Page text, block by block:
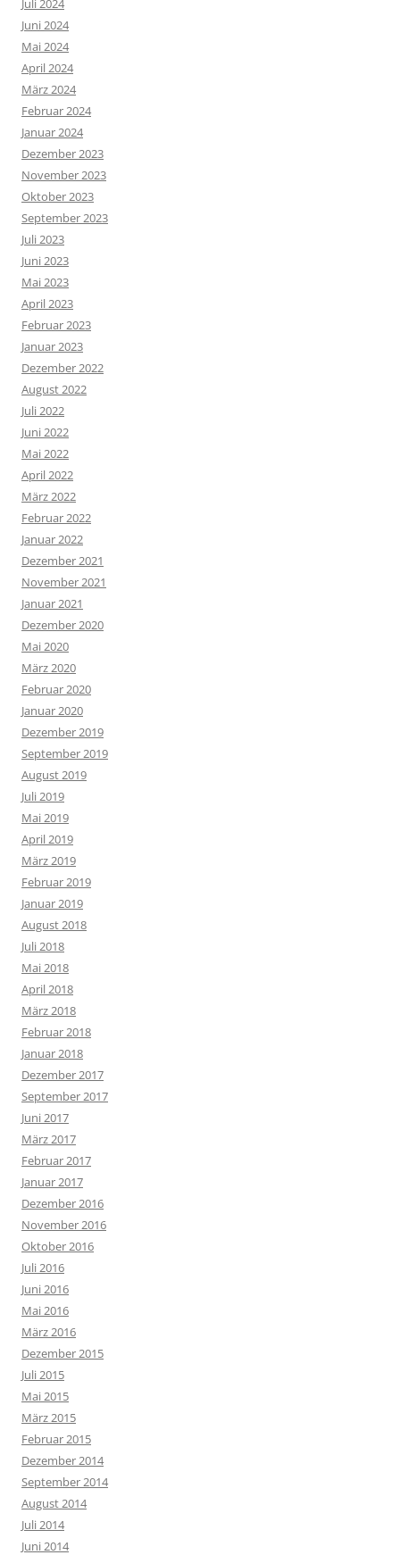
Juli 2024
Juni 2024
Mai 2024
April 2024
März 2024
Februar 2024
Januar 2024
Dezember 2023
November 2023
Oktober 2023
September 2023
Juli 2023
Juni 2023
Mai 2023
April 2023
Februar 2023
Januar 2023
Dezember 2022
August 2022
Juli 2022
Juni 2022
Mai 2022
April 2022
März 2022
Februar 2022
Januar 2022
Dezember 2021
November 2021
Januar 2021
Dezember 2020
Mai 2020
März 2020
Februar 2020
Januar 2020
Dezember 2019
September 2019
August 2019
Juli 2019
Mai 2019
April 2019
März 2019
Februar 2019
Januar 2019
August 2018
Juli 2018
Mai 2018
April 2018
März 2018
Februar 2018
Januar 2018
Dezember 2017
September 2017
Juni 2017
März 2017
Februar 2017
Januar 2017
Dezember 2016
November 2016
Oktober 2016
Juli 2016
Juni 2016
Mai 2016
März 2016
Dezember 2015
Juli 2015
Mai 2015
März 2015
Februar 2015
Dezember 2014
September 2014
August 2014
Juli 2014
Juni 2014